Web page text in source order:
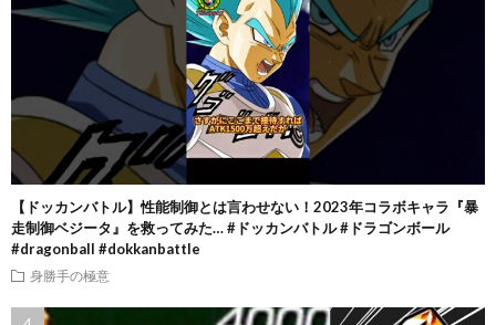
【ドッカンバトル】性能制御とは言わせない！2023年コラボキャラ『暴
走制御ベジータ』を救ってみた… #ドッカンバトル #ドラゴンボール
#dragonball #dokkanbattle
身勝手の極意